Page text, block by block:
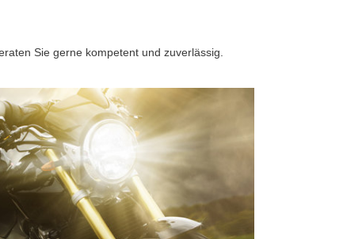
Sie gerne kompetent und zuverlässig.